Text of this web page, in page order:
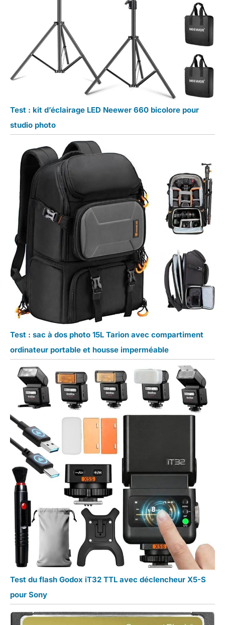
Test : kit d’éclairage LED Neewer 660 bicolore pour
studio photo
Test : sac à dos photo 15L Tarion avec compartiment
ordinateur portable et housse imperméable
Test du flash Godox iT32 TTL avec déclencheur X5-S
pour Sony